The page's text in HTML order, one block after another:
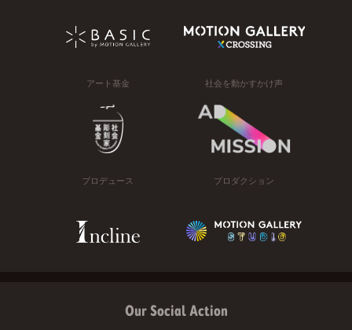
アート基金 社会を動かすかけ声
プロデュース プロダクション
Our Social Action